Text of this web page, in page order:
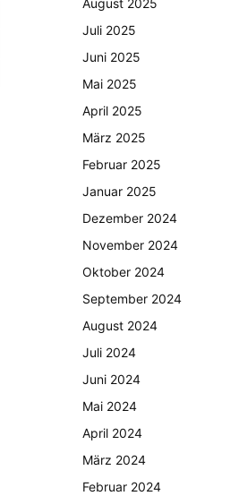
August 2025
Juli 2025
Juni 2025
Mai 2025
April 2025
März 2025
Februar 2025
Januar 2025
Dezember 2024
November 2024
Oktober 2024
September 2024
August 2024
Juli 2024
Juni 2024
Mai 2024
April 2024
März 2024
Februar 2024